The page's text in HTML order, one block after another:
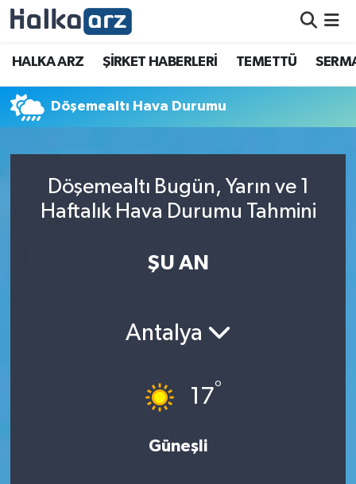
HALKA ARZ ŞİRKET HABERLERİ TEMETTÜ
Döşemealtı Hava Durumu
Döşemealtı Bugün, Yarın ve 1
Haftalık Hava Durumu Tahmini
ŞU AN
Antalya
17°
Güneşli
HALKA ARZ
SERMAYE ARTIRIMI
TEMETTÜ
İletişim